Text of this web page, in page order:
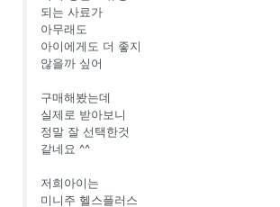
되는 사료가
아무래도
아이에게도 더 좋지
않을까 싶어
구매해봤는데
실제로 받아보니
정말 잘 선택한것
같네요 ^^
저희아이는
미니주 헬스플러스